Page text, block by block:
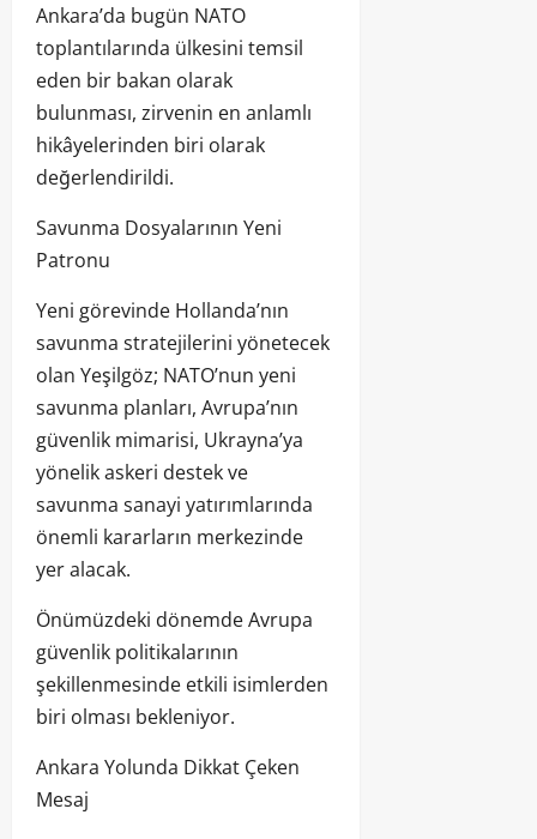
Ankara’da bugün NATO
toplantılarında ülkesini temsil
eden bir bakan olarak
bulunması, zirvenin en anlamlı
hikâyelerinden biri olarak
değerlendirildi.
Savunma Dosyalarının Yeni
Patronu
Yeni görevinde Hollanda’nın
savunma stratejilerini yönetecek
olan Yeşilgöz; NATO’nun yeni
savunma planları, Avrupa’nın
güvenlik mimarisi, Ukrayna’ya
yönelik askeri destek ve
savunma sanayi yatırımlarında
önemli kararların merkezinde
yer alacak.
Önümüzdeki dönemde Avrupa
güvenlik politikalarının
şekillenmesinde etkili isimlerden
biri olması bekleniyor.
Ankara Yolunda Dikkat Çeken
Mesaj